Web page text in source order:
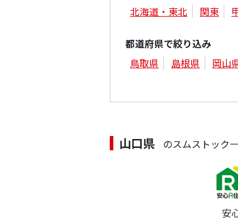
北海道・東北
関東
都道府県で絞り込み
鳥取県
島根県 岡山
山口県 のスムストック
安